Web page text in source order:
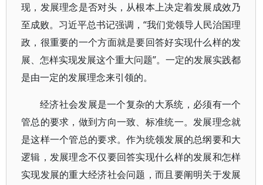
现，发展理念是否对头，从根本上决定着发展成效乃
至成败。习近平总书记强调，“我们党领导人民治国理
政，很重要的一个方面就是要回答好实现什么样的发
展、怎样实现发展这个重大问题”。一定的发展实践都
是由一定的发展理念来引领的。
经济社会发展是一个复杂的大系统，必须有一个
管总的要求，做到方向一致、标准统一。发展理念就
是这样一个管总的要求。作为统领发展的总纲要和大
逻辑，发展理念不仅要回答实现什么样的发展和怎样
实现发展的重大经济社会问题，而且要阐明关于发展